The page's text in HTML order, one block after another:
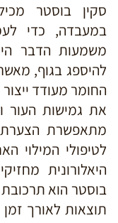
סקין בוסטר
במעבדה, כדי
משמעות הדבר
להיספג בגוף,
החומר מעודד
את גמישות העור
מתאפשרת הצערת
לטיפולי המילוי
היאלורונית
בוסטר הוא
תוצאות לאורך